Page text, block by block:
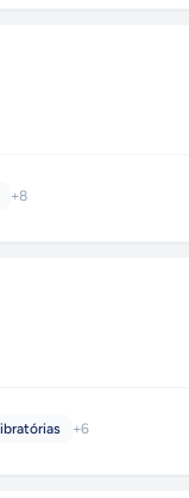
+8
+6